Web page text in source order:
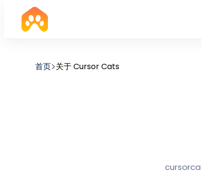
首页 关于 Cursor Cats